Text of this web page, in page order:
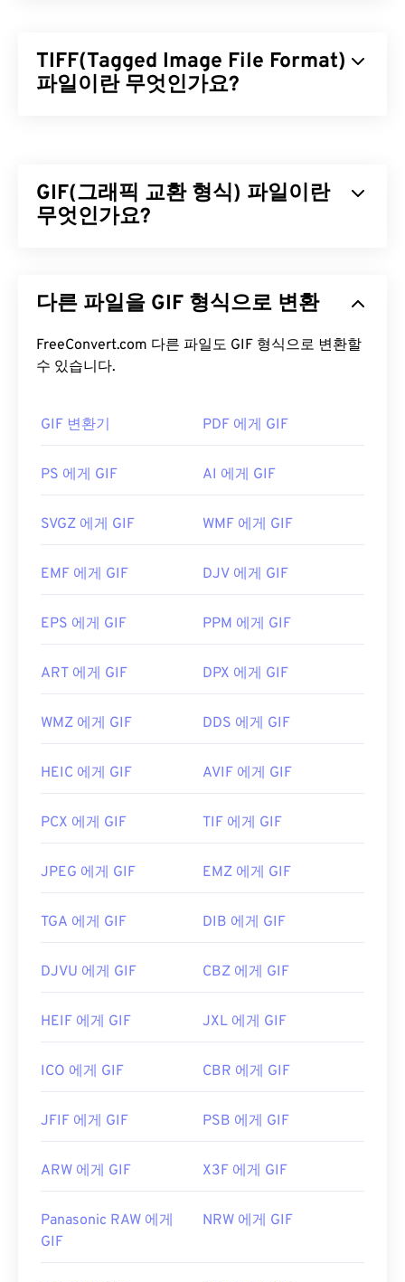
TIFF(Tagged Image File Format)
파일이란 무엇인가요?
에서 가장 널리 사용됩니다. TIFF는 비트맵 및 래스터
구조를 가지고 있어 JPEG, 무손실 압축 이미지 파일,
TIFF 파일을 어떻게 여나요?
TIFF 파일을 여는 데 가장 많이 사용되는 프로그램은
Windows용
데 문제가 있는 경우
TIFF를 JPG로변환하는 프로그
GIMP), Adobe ,ACDSee 와 같은 대체 프
개발자: Aldus Corporation, 현재는 Adobe Inc.
유용한 링크:
types/image/raster/tiff-file.html
GIF(그래픽 교환 형식) 파일이란
무엇인가요?
성하는 비트맵 파일 형식의 한 유형입니다. 비압축
며, 오디오 없이 애니메이션을 지원합니다. GIF는 광
고, 소셜 미디어의 감정 기반 댓글, 그리고 인터넷에
같은 다른 이미지 형식에 비해 뚜렷한 장점이 있습니
다. 또한 GIF는 iPhone과 iPad를 포함한 Apple 모바
리 사용됩니다.
우저, 운영 체제에서 쉽게 열 수 있습니다. 편집 목적
으로 GIF를 열려면
Adobe Photoshop
Photos, Adobe Photoshop Elements, Roxio
macOS에서는Adobe Illustrator를포함한 Adobe 이
최초 출시:
1987년 6월 15일
유용한 링크: https://en.wikipedia.org/wiki/GIF
다른 파일을 GIF 형식으로 변환
FreeConvert.com 다른 파일도 GIF 형식으로 변환할
수 있습니다.
GIF 변환기 PDF 에게 GIF
PS 에게 GIF AI 에게 GIF
SVGZ 에게 GIF WMF 에게 GIF
EMF 에게 GIF DJV 에게 GIF
EPS 에게 GIF PPM 에게 GIF
ART 에게 GIF DPX 에게 GIF
WMZ 에게 GIF DDS 에게 GIF
HEIC 에게 GIF AVIF 에게 GIF
PCX 에게 GIF TIF 에게 GIF
JPEG 에게 GIF EMZ 에게 GIF
TGA 에게 GIF DIB 에게 GIF
DJVU 에게 GIF CBZ 에게 GIF
HEIF 에게 GIF JXL 에게 GIF
ICO 에게 GIF CBR 에게 GIF
JFIF 에게 GIF PSB 에게 GIF
ARW 에게 GIF X3F 에게 GIF
Panasonic RAW 에게
GIF
NRW 에게 GIF